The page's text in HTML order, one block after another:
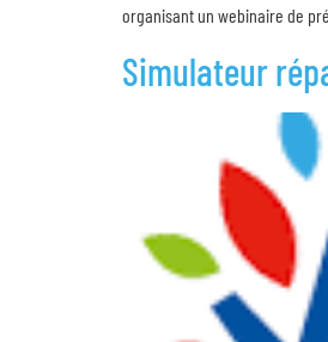
organisant un webinaire de
Simulateur